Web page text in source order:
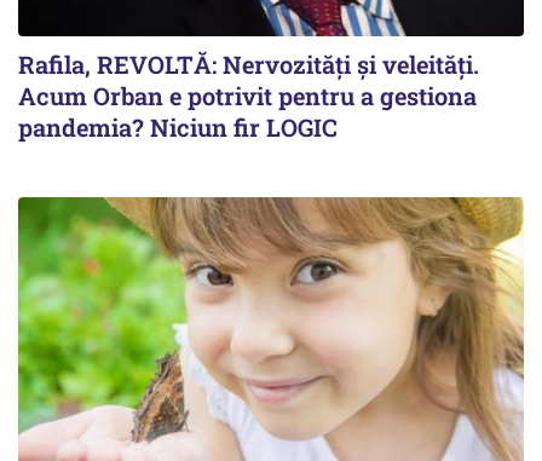
Rafila, REVOLTĂ: Nervozități și veleități.
Acum Orban e potrivit pentru a gestiona
pandemia? Niciun fir LOGIC